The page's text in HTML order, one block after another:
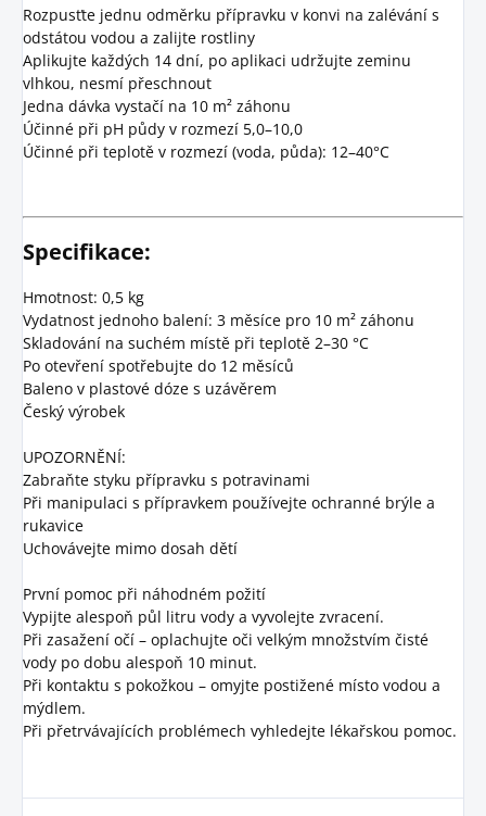
Rozpusťte jednu odměrku přípravku v konvi na zalévání s
odstátou vodou a zalijte rostliny
Aplikujte každých 14 dní, po aplikaci udržujte zeminu
vlhkou, nesmí přeschnout
Jedna dávka vystačí na 10 m² záhonu
Účinné při pH půdy v rozmezí 5,0–10,0
Účinné při teplotě v rozmezí (voda, půda): 12–40°C
Specifikace:
Hmotnost: 0,5 kg
Vydatnost jednoho balení: 3 měsíce pro 10 m² záhonu
Skladování na suchém místě při teplotě 2–30 °C
Po otevření spotřebujte do 12 měsíců
Baleno v plastové dóze s uzávěrem
Český výrobek
UPOZORNĚNÍ:
Zabraňte styku přípravku s potravinami
Při manipulaci s přípravkem používejte ochranné brýle a
rukavice
Uchovávejte mimo dosah dětí
První pomoc při náhodném požití
Vypijte alespoň půl litru vody a vyvolejte zvracení.
Při zasažení očí – oplachujte oči velkým množstvím čisté
vody po dobu alespoň 10 minut.
Při kontaktu s pokožkou – omyjte postižené místo vodou a
mýdlem.
Při přetrvávajících problémech vyhledejte lékařskou pomoc.